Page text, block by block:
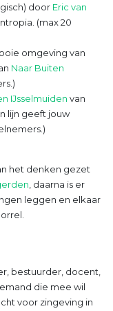
door Eric van
(max 20
omgeving van
Naar Buiten
IJsselmuiden van
lijn geeft jouw
het denken gezet
, daarna is er
leggen en elkaar
bestuurder, docent,
die mee wil
voor zingeving in